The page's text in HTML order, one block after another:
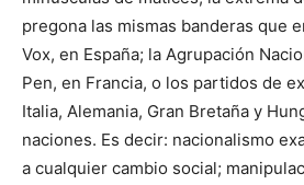
pregona las mismas banderas que
Vox, en España; la Agrupación
Pen, en Francia, o los partidos de
Italia, Alemania, Gran Bretaña y
naciones. Es decir: nacionalismo
a cualquier cambio social;